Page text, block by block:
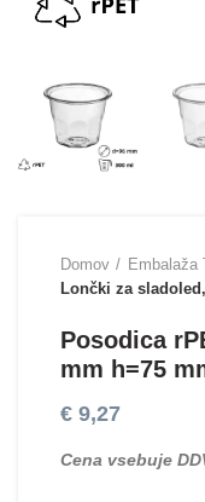
Domov
Embalaža
Lončki za
Posodica
mm h=75
€ 9,27
Cena vsebuje